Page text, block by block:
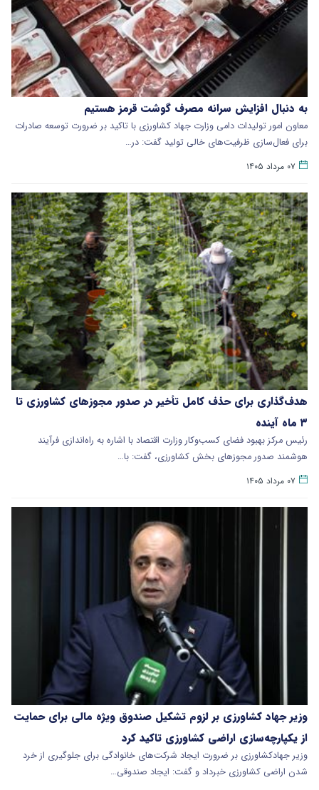
به دنبال افزایش سرانه مصرف گوشت قرمز هستیم
معاون امور تولیدات دامی وزارت جهاد کشاورزی با تاکید بر ضرورت توسعه صادرات
برای فعال‌سازی ظرفیت‌های خالی تولید گفت: در…
۰۷ مرداد ۱۴۰۵
هدف‌گذاری برای حذف کامل تأخیر در صدور مجوزهای کشاورزی تا
۳ ماه آینده
رئیس مرکز بهبود فضای کسب‌وکار وزارت اقتصاد با اشاره به راه‌اندازی فرآیند
هوشمند صدور مجوزهای بخش کشاورزی، گفت: با…
۰۷ مرداد ۱۴۰۵
وزیر جهاد کشاورزی بر لزوم تشکیل صندوق ویژه مالی برای حمایت
از یکپارچه‌سازی اراضی کشاورزی تاکید کرد
وزیر جهادکشاورزی بر ضرورت ایجاد شرکت‌های خانوادگی برای جلوگیری از خرد
شدن اراضی کشاورزی خبرداد و گفت: ایجاد صندوقی…